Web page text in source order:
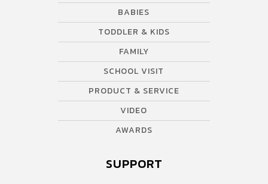
BABIES
TODDLER & KIDS
FAMILY
SCHOOL VISIT
PRODUCT & SERVICE
VIDEO
AWARDS
SUPPORT